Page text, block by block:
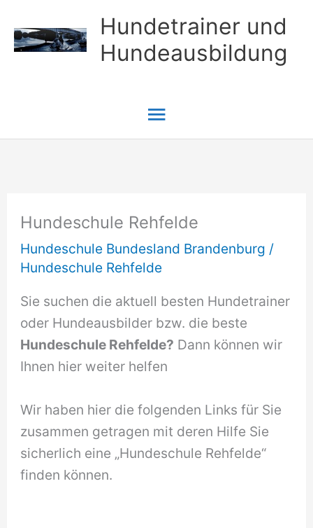
Inhalt
springen
Hundetrainer und
Hundeausbildung
Hauptmenü
Hundeschule Rehfelde
Hundeschule Bundesland Brandenburg /
Hundeschule Rehfelde
Sie suchen die aktuell besten Hundetrainer
oder Hundeausbilder bzw. die beste
Hundeschule Rehfelde? Dann können wir
Ihnen hier weiter helfen
Wir haben hier die folgenden Links für Sie
zusammen getragen mit deren Hilfe Sie
sicherlich eine „Hundeschule Rehfelde“
finden können.